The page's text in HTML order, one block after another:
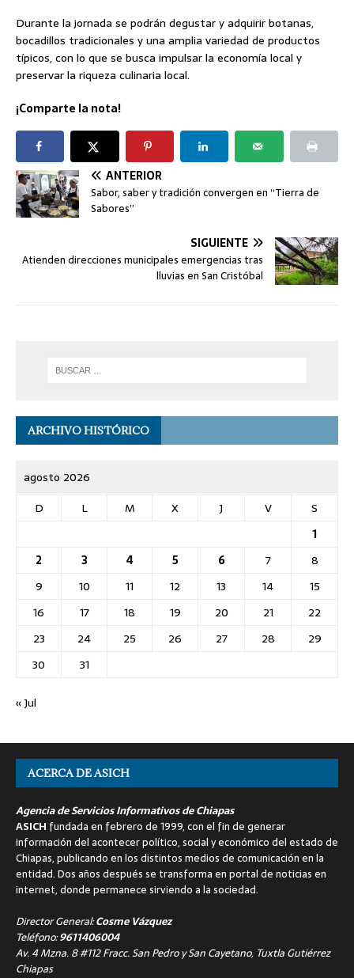
Durante la jornada se podrán degustar y adquirir botanas,
bocadillos tradicionales y una amplia variedad de productos
típicos, con lo que se busca impulsar la economía local y
preservar la riqueza culinaria local.
¡Comparte la nota!
ANTERIOR
Sabor, saber y tradición convergen en “Tierra de
Sabores”
SIGUIENTE
Atienden direcciones municipales emergencias tras
lluvias en San Cristóbal
ARCHIVO HISTÓRICO
agosto 2026
D
L M X J V
S
1
2
3 4 5 6 7
8
9
10 11 12 13 14
15
16
17 18 19 20 21
22
23
24 25 26 27 28
29
30
31
« Jul
ACERCA DE ASICH
Agencia de Servicios Informativos de Chiapas
ASICH fundada en febrero de 1999, con el fin de generar
información del acontecer político, social y económico del estado de
Chiapas, publicando en los distintos medios de comunicación en la
entidad. Dos años después se transforma en portal de noticias en
internet, donde permanece sirviendo a la sociedad.
Director General:Cosme Vázquez
Teléfono:9611406004
Av. 4 Mzna. 8 #112 Fracc. San Pedro y San Cayetano, Tuxtla Gutiérrez
Chiapas